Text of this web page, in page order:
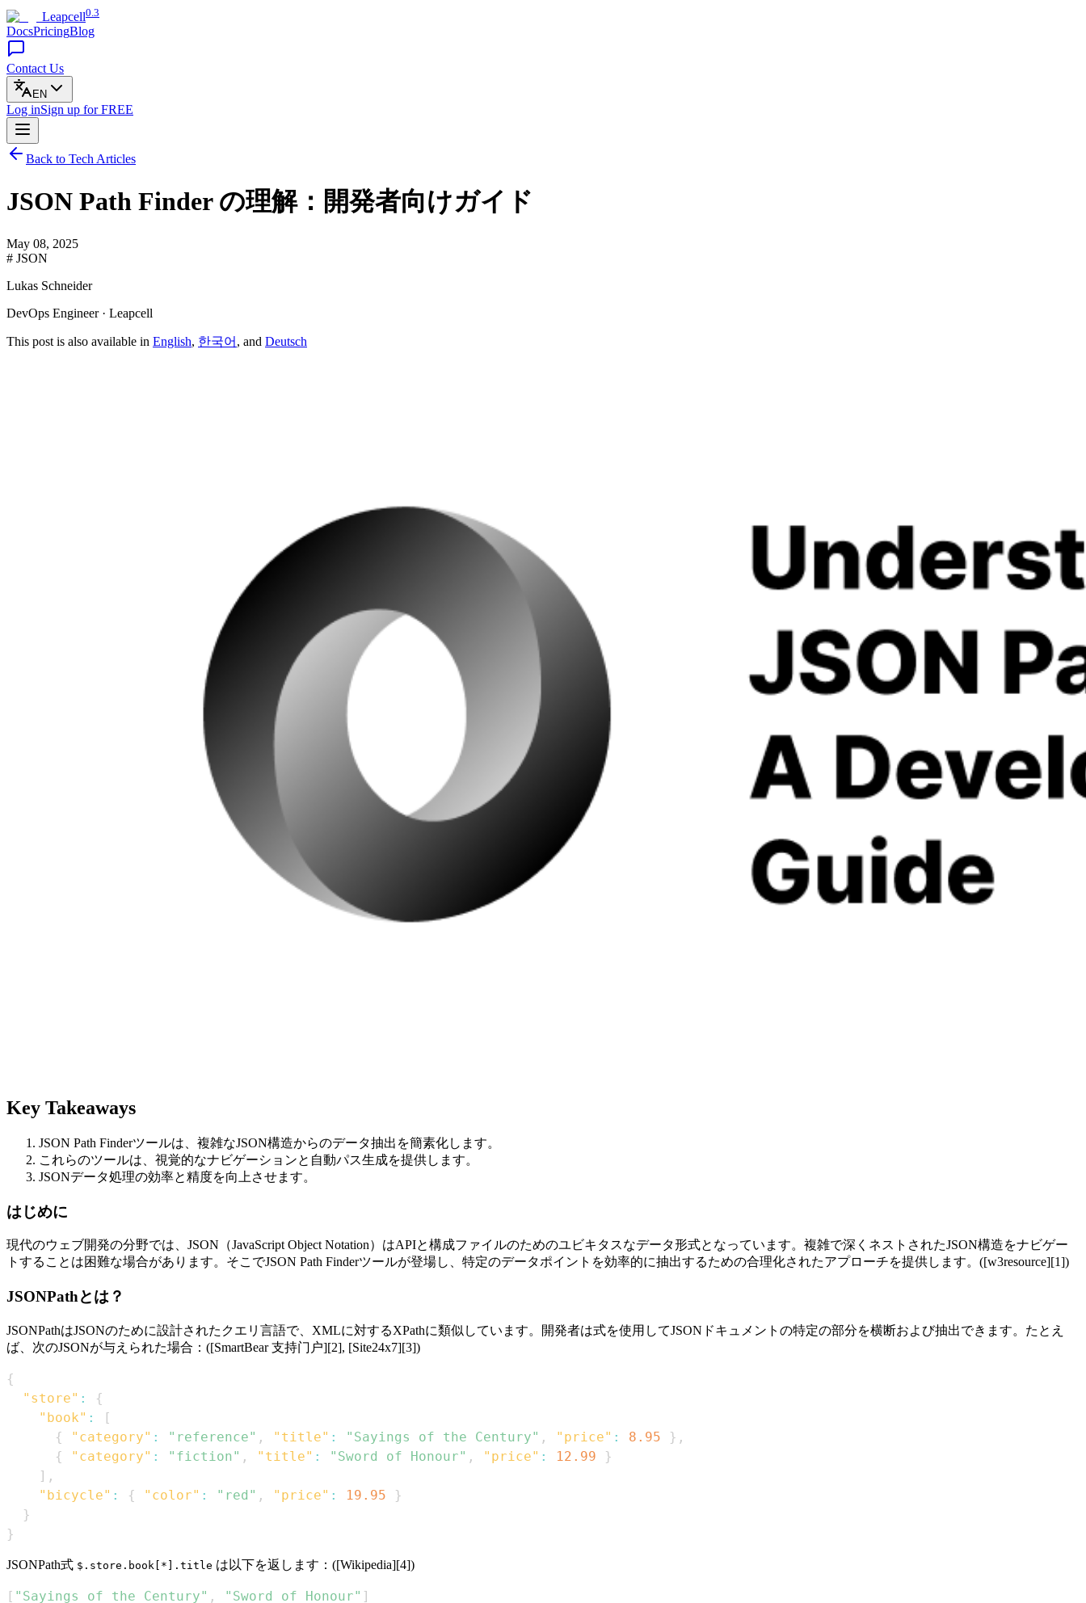
Leapcell0.3
DocsPricingBlog
Contact Us
EN
Log inSign up for FREE
Back to Tech Articles
JSON Path Finder の理解：開発者向けガイド
May 08, 2025
# JSON
Lukas Schneider
DevOps Engineer · Leapcell
This post is also available in English, 한국어 , and Deutsch
Key Takeaways
JSON Path Finderツールは、複雑なJSON構造からのデータ抽出を簡素化します。
これらのツールは、視覚的なナビゲーションと自動パス生成を提供します。
JSONデータ処理の効率と精度を向上させます。
はじめに
現代のウェブ開発の分野では、JSON（JavaScript Object Notation）はAPIと構成ファイルのためのユビキタスなデータ形式となっています。複雑で深くネストされたJSON構造をナビゲー
トすることは困難な場合があります。そこでJSON Path Finderツールが登場し、特定のデータポイントを効率的に抽出するための合理化されたアプローチを提供します。([w3resource][1])
JSONPathとは？
JSONPathはJSONのために設計されたクエリ言語で、XMLに対するXPathに類似しています。開発者は式を使用してJSONドキュメントの特定の部分を横断および抽出できます。たとえ
ば、次のJSONが与えられた場合：([SmartBear 支持门户][2], [Site24x7][3])
{
"store" :
{
"book" :
[
{
"category" : "reference" , "title" : "Sayings of the Century" , "price" : 8.95 } ,
{
"category" : "fiction" , "title" : "Sword of Honour" , "price" : 12.99
}
] ,
"bicycle" : { "color" : "red" , "price" : 19.95
}
}
}
JSONPath式 $.store.book[*].title は以下を返します：([Wikipedia][4])
[ "Sayings of the Century" , "Sword of Honour" ]